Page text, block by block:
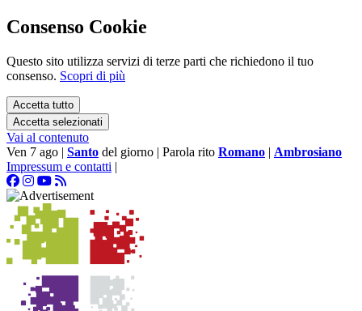
Consenso Cookie
Questo sito utilizza servizi di terze parti che richiedono il tuo
consenso. Scopri di più
Accetta tutto
Accetta selezionati
Vai al contenuto
Ven 7 ago | Santo del giorno | Parola rito Romano | Ambrosiano
Impressum e contatti |